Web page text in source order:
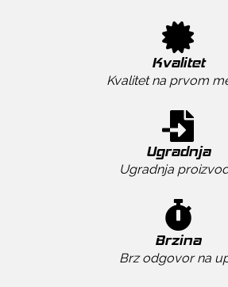
Kvalitet
Kvalitet na prvom
Ugradnja
Ugradnja
Brzina
Brz odgovor na